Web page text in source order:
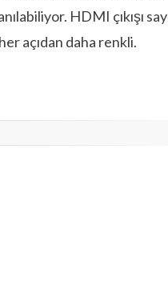
HDMI çıkışı
açıdan daha renkli.